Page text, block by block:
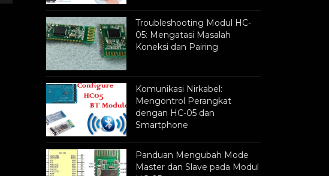
Troubleshooting Modul HC-
05: Mengatasi Masalah
Koneksi dan Pairing
Komunikasi Nirkabel:
Mengontrol Perangkat
dengan HC-05 dan
Smartphone
Panduan Mengubah Mode
Master dan Slave pada Modul